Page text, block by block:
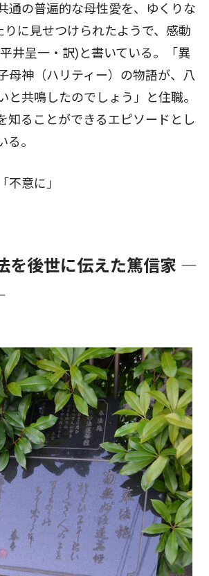
通の普遍的な母性愛を、ゆくりな
に見せつけられたようで、感動
井呈一・訳)と書いている。「異
母神（ハリティー）の物語が、八
と共鳴したのでしょう」と住職。
知ることができるエピソードとし
。
意に」
を後世に伝えた篤信家 ―